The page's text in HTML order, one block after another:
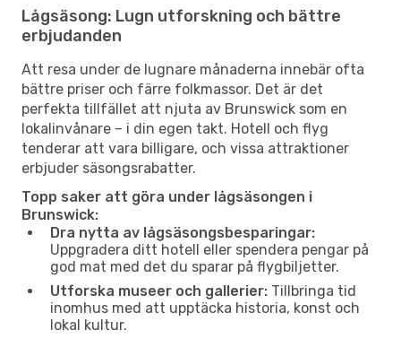
Lågsäsong: Lugn utforskning och bättre
erbjudanden
Att resa under de lugnare månaderna innebär ofta
bättre priser och färre folkmassor. Det är det
perfekta tillfället att njuta av Brunswick som en
lokalinvånare – i din egen takt. Hotell och flyg
tenderar att vara billigare, och vissa attraktioner
erbjuder säsongsrabatter.
Topp saker att göra under lågsäsongen i
Brunswick:
Dra nytta av lågsäsongsbesparingar:
Uppgradera ditt hotell eller spendera pengar på
god mat med det du sparar på flygbiljetter.
Utforska museer och gallerier: Tillbringa tid
inomhus med att upptäcka historia, konst och
lokal kultur.